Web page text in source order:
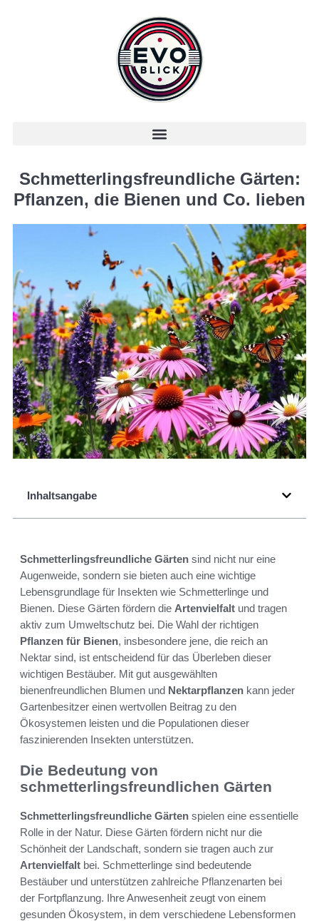
Schmetterlingsfreundliche Gärten:
Pflanzen, die Bienen und Co. lieben
Inhaltsangabe
Schmetterlingsfreundliche Gärten sind nicht nur eine
Augenweide, sondern sie bieten auch eine wichtige
Lebensgrundlage für Insekten wie Schmetterlinge und
Bienen. Diese Gärten fördern die Artenvielfalt und tragen
aktiv zum Umweltschutz bei. Die Wahl der richtigen
Pflanzen für Bienen, insbesondere jene, die reich an
Nektar sind, ist entscheidend für das Überleben dieser
wichtigen Bestäuber. Mit gut ausgewählten
bienenfreundlichen Blumen und Nektarpflanzen kann jeder
Gartenbesitzer einen wertvollen Beitrag zu den
Ökosystemen leisten und die Populationen dieser
faszinierenden Insekten unterstützen.
Die Bedeutung von
schmetterlingsfreundlichen Gärten
Schmetterlingsfreundliche Gärten spielen eine essentielle
Rolle in der Natur. Diese Gärten fördern nicht nur die
Schönheit der Landschaft, sondern sie tragen auch zur
Artenvielfalt bei. Schmetterlinge sind bedeutende
Bestäuber und unterstützen zahlreiche Pflanzenarten bei
der Fortpflanzung. Ihre Anwesenheit zeugt von einem
gesunden Ökosystem, in dem verschiedene Lebensformen